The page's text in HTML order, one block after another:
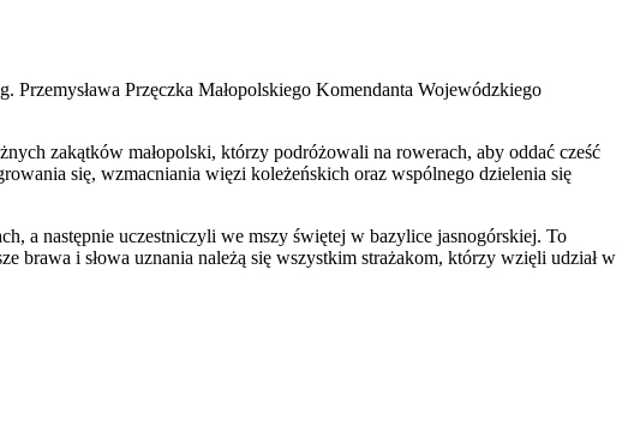
Przemysława Przęczka Małopolskiego Komendanta Wojewódzkiego
zakątków małopolski, którzy podróżowali na rowerach, aby oddać cześć
się, wzmacniania więzi koleżeńskich oraz wspólnego dzielenia się
a następnie uczestniczyli we mszy świętej w bazylice jasnogórskiej. To
brawa i słowa uznania należą się wszystkim strażakom, którzy wzięli udział w